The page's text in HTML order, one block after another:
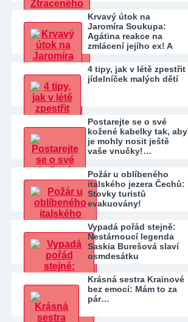
Krvavý útok na
Jaromíra Soukupa:
Agátina reakce na
zmlácení jejího ex! A
co…
4 tipy, jak v létě zpestřit
jídelníček malých dětí
Postarejte se o své
kožené kabelky tak, aby
je mohly nosit ještě
vaše vnučky!…
Požár u oblíbeného
italského jezera Čechů:
Stovky turistů
evakuovány!
Vypadá pořád stejně:
Nestárnoucí legenda
Saskia Burešová slaví
osmdesátku
Krásná sestra Krainové
bez emocí: Mám to za
pár…